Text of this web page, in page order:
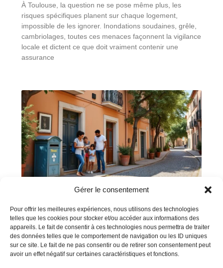
Gérer le consentement
Pour offrir les meilleures expériences, nous utilisons des technologies
telles que les cookies pour stocker et/ou accéder aux informations des
appareils. Le fait de consentir à ces technologies nous permettra de traiter
des données telles que le comportement de navigation ou les ID uniques
sur ce site. Le fait de ne pas consentir ou de retirer son consentement peut
avoir un effet négatif sur certaines caractéristiques et fonctions.
À Toulouse, la question ne se pose même plus, les
risques spécifiques planent sur chaque logement,
impossible de les ignorer. Inondations soudaines, grêle,
cambriolages, toutes ces menaces façonnent la vigilance
locale et dictent ce que doit vraiment contenir une
assurance
Assurance habitation à toulouse : quels
sont les tarifs moyens
À Toulouse, les tarifs de l'assurance habitation varient
considérablement en fonction de divers facteurs, rendant
cruciale une bonne compréhension de ces éléments